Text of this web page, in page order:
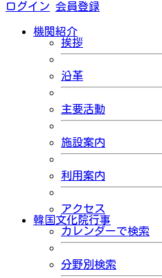
ログイン 会員登録
機関紹介
挨拶
沿革
主要活動
施設案内
利用案内
アクセス
韓国文化院行事
カレンダーで検索
分野別検索